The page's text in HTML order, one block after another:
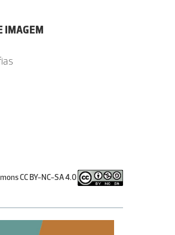
IMAGEM
CC BY-NC-SA 4.0